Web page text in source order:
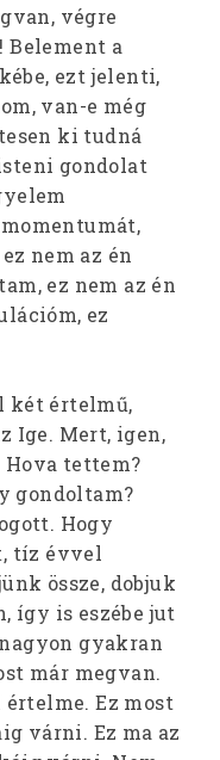
végre
Belement a
ezt jelenti,
van-e még
ki tudná
gondolat
nem az én
ez nem az én
ez
két értelmű,
Ige. Mert, igen,
tettem?
gondoltam?
Hogy
tíz évvel
össze, dobjuk
így is eszébe jut
gyakran
már megvan.
Ez most
várni. Ez ma az